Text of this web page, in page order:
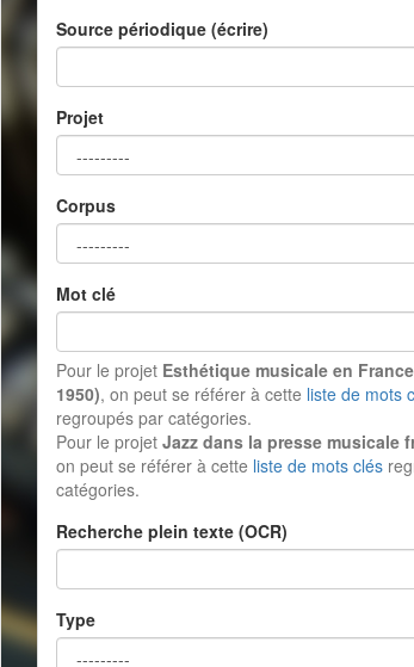
Source périodique (écrire)
Projet
Corpus
Mot clé
Pour le projet Esthétique musicale en
1950), on peut se référer à cette liste de mots
regroupés par catégories.
Pour le projet Jazz dans la presse musicale
on peut se référer à cette liste de mots clés
catégories.
Recherche plein texte (OCR)
Type